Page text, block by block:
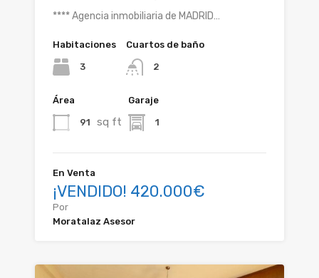
**** Agencia inmobiliaria de MADRID…
Habitaciones
3
Cuartos de baño
2
Área
91 sq ft
Garaje
1
En Venta
¡VENDIDO! 420.000€
Por
Moratalaz Asesor